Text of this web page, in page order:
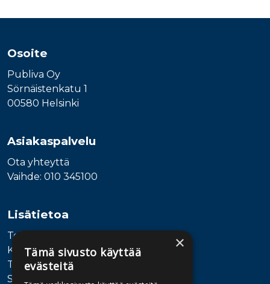
Osoite
Publiva Oy
Sörnäistenkatu 1
00580 Helsinki
Asiakaspalvelu
Ota yhteyttä
Vaihde: 010 345100
Lisätietoa
Toimitusehdot
Käyttöohjeet
Tietosuojaseloste
Saavutettavuusseloste
×
Tämä sivusto käyttää
evästeitä